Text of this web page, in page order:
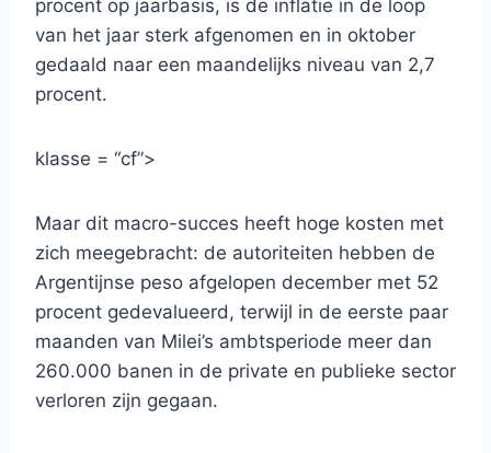
procent op jaarbasis, is de inflatie in de loop
van het jaar sterk afgenomen en in oktober
gedaald naar een maandelijks niveau van 2,7
procent.
klasse = “cf”>
Maar dit macro-succes heeft hoge kosten met
zich meegebracht: de autoriteiten hebben de
Argentijnse peso afgelopen december met 52
procent gedevalueerd, terwijl in de eerste paar
maanden van Milei’s ambtsperiode meer dan
260.000 banen in de private en publieke sector
verloren zijn gegaan.